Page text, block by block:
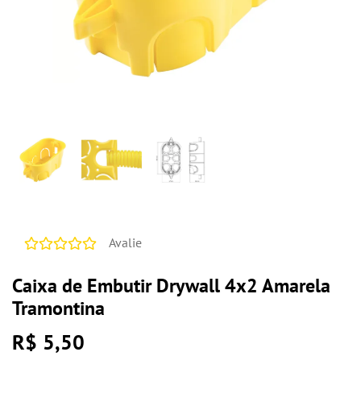
Avalie
Caixa de Embutir Drywall 4x2 Amarela
Tramontina
R$ 5,50